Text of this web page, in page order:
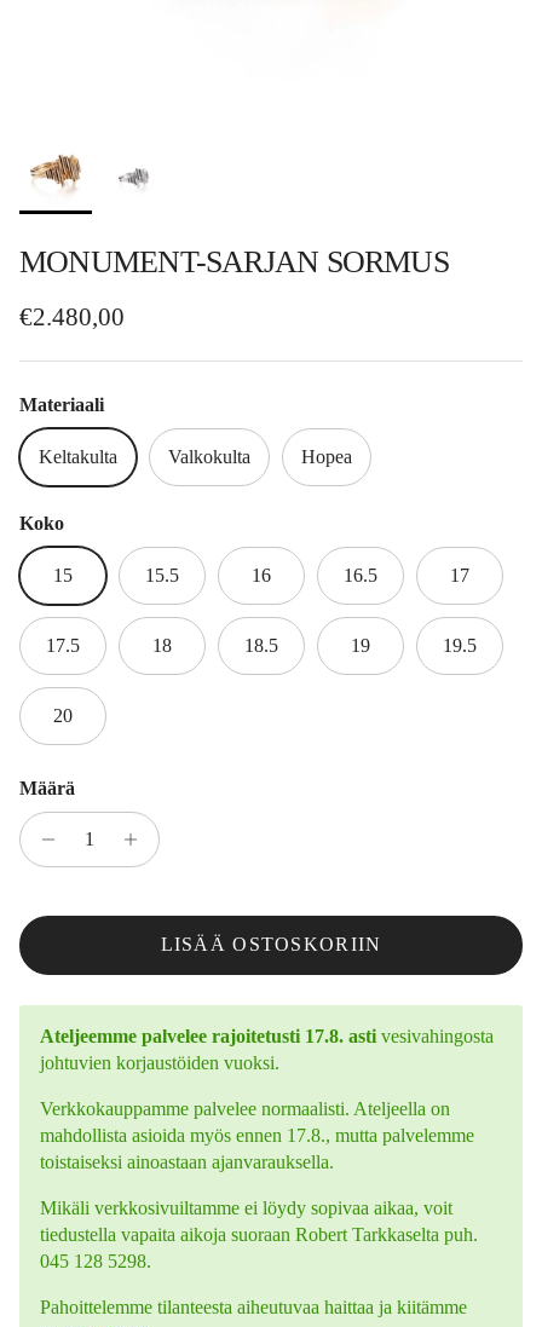
MONUMENT-SARJAN SORMUS
Normaalihinta
€2.480,00
Materiaali
Keltakulta Valkokulta Hopea
Koko
15 15.5 16 16.5 17
17.5 18 18.5 19 19.5
20
Määrä
LISÄÄ OSTOSKORIIN
Ateljeemme palvelee rajoitetusti 17.8. asti vesivahingosta
johtuvien korjaustöiden vuoksi.
Verkkokauppamme palvelee normaalisti. Ateljeella on
mahdollista asioida myös ennen 17.8., mutta palvelemme
toistaiseksi ainoastaan ajanvarauksella.
Mikäli verkkosivuiltamme ei löydy sopivaa aikaa, voit
tiedustella vapaita aikoja suoraan Robert Tarkkaselta puh.
045 128 5298.
Pahoittelemme tilanteesta aiheutuvaa haittaa ja kiitämme